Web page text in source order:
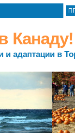
Канаду!
и адаптации в